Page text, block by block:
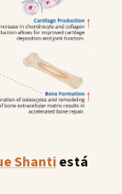
Shantiestá